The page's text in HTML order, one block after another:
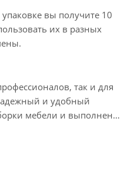
упаковке вы получите 10
их в разных
так и для
и удобный
мебели и выполнения
упрощает работу и